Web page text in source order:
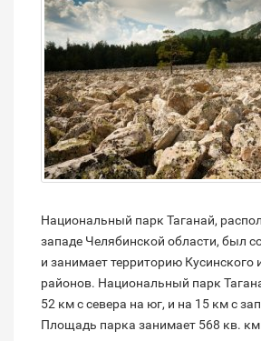
Национальный парк Таганай,
западе Челябинской области, был
и занимает территорию Кусинского
районов. Национальный парк
52 км с севера на юг, и на 15 км с
Площадь парка занимает 568 кв.